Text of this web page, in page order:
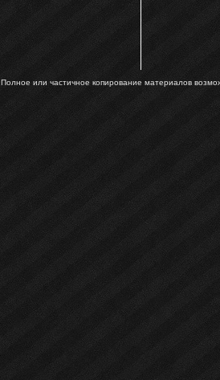
Полное или частичное копирование материалов